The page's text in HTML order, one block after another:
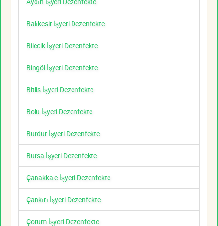
Balıkesir İşyeri Dezenfekte
Bilecik İşyeri Dezenfekte
Bingöl İşyeri Dezenfekte
Bitlis İşyeri Dezenfekte
Bolu İşyeri Dezenfekte
Burdur İşyeri Dezenfekte
Bursa İşyeri Dezenfekte
Çanakkale İşyeri Dezenfekte
Çankırı İşyeri Dezenfekte
Çorum İşyeri Dezenfekte